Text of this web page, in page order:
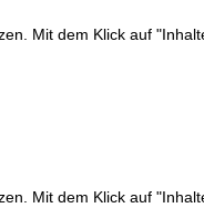
Mit dem Klick auf
Mit dem Klick auf